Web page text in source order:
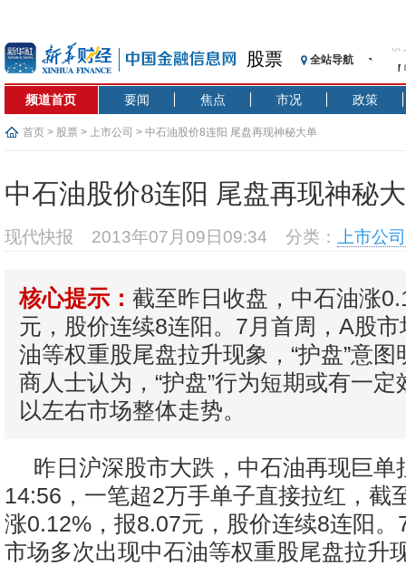
股票 全站导航
记
在
沥
济
频道首页 要闻 焦点 市况 政策
首页 > 股票 > 上市公司 > 中石油股价8连阳 尾盘再现神秘大单
中石油股价8连阳 尾盘再现神秘
现代快报 2013年07月09日09:34 分类： 上市公司
核心提示： 截至昨日收盘，中石油涨
元，股价连续8连阳。7月首周，A股
油等权重股尾盘拉升现象，“护盘”意
商人士认为，“护盘”行为短期或有一
以左右市场整体走势。
昨日沪深股市大跌，中石油再现巨单
14:56，一笔超2万手单子直接拉红，截
涨0.12%，报8.07元，股价连续8连阳。
市场多次出现中石油等权重股尾盘拉升